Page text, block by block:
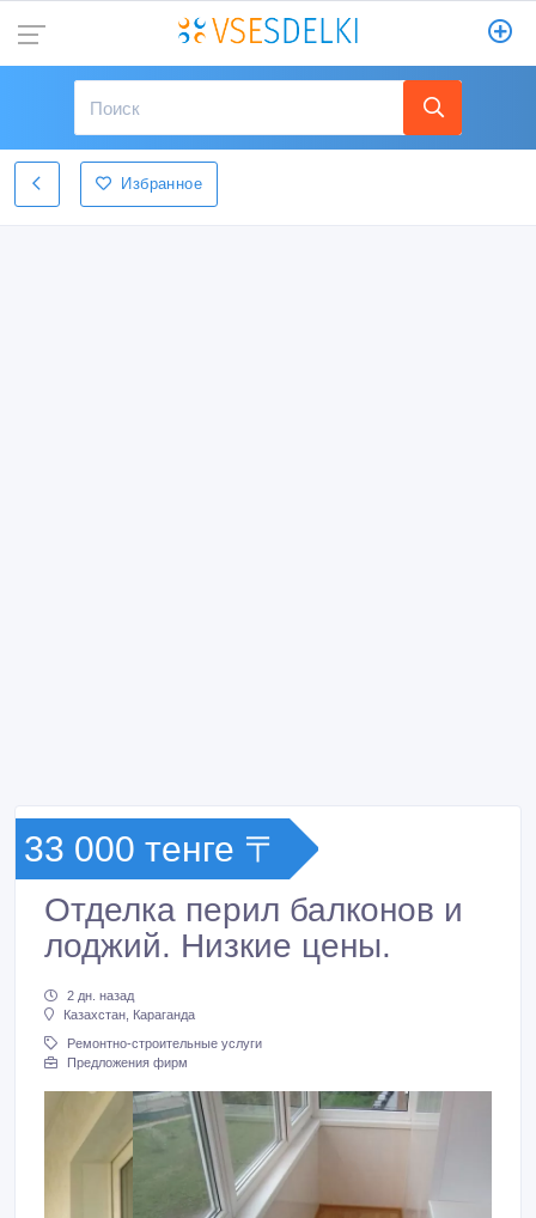
Избранное
33 000 тенге 〒
Отделка перил балконов и
лоджий. Низкие цены.
2 дн. назад
Казахстан, Караганда
Ремонтно-строительные услуги
Предложения фирм